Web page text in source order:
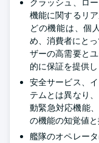
クラッシュ、ロ
機能に関するリ
どの機能は、個
め、消費者にと
ザーの高需要と
的に保証を提供し
安全サービス、
テムとは異なり
動緊急対応機能
の機能の知覚値
艦隊のオペレー